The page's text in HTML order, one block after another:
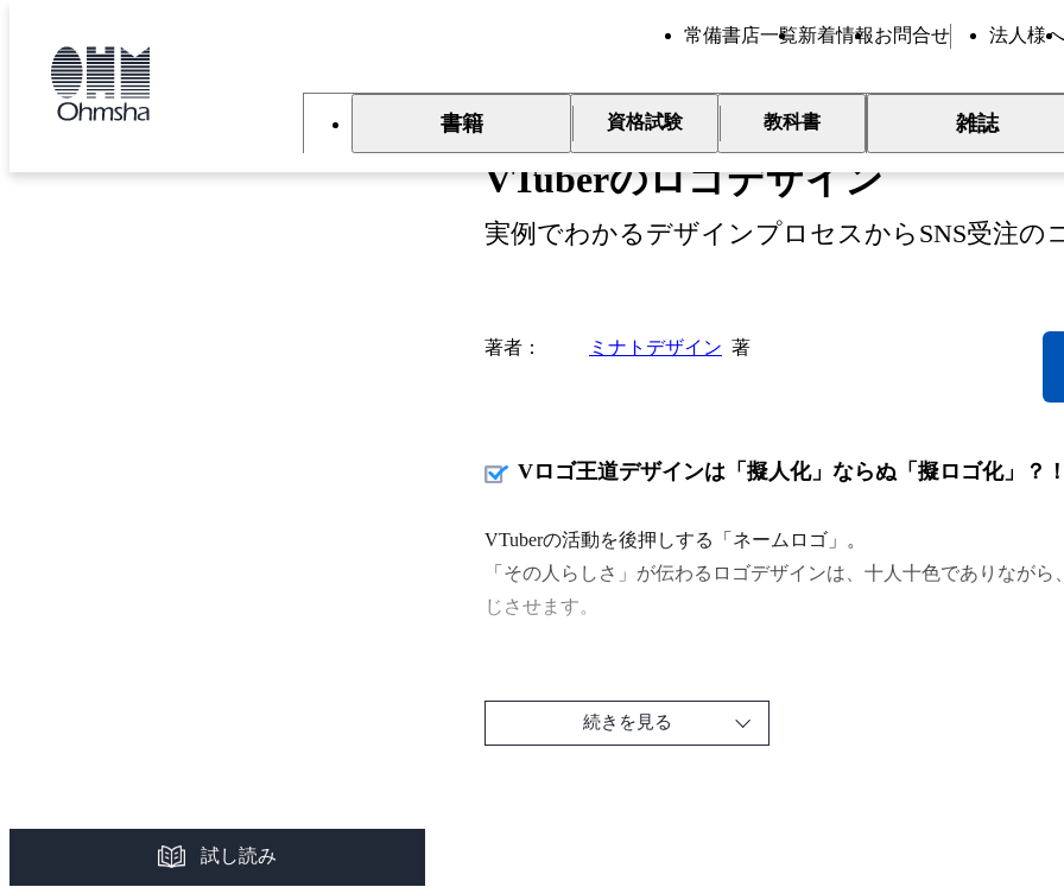
常備書店一覧新着情報お問合せ 法人様へ
書籍 資格試験 教科書 雑誌
新刊
VTuberのロゴデザイン
実例でわかるデザインプロセスからSNS受注の
試し読み
著者 ミナトデザイン 著
Vロゴ王道デザインは「擬人化」ならぬ「擬ロゴ化」？！
VTuberの活動を後押しする「ネームロゴ」。
「その人らしさ」が伝わるロゴデザインは、十人十色でありなが
じさせます。
続きを見る